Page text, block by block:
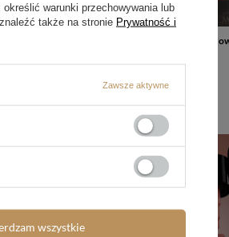
Kolorowy lakier
określić warunki przechowywania lub
także na stronie Prywatność i
Zawsze aktywne
wszystkie